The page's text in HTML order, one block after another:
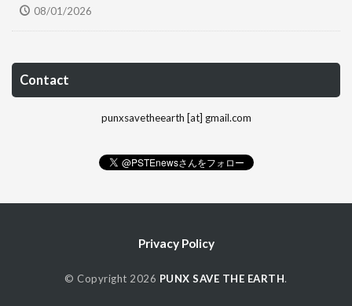
08/01/2026
Contact
punxsavetheearth [at] gmail.com
Privacy Policy
© Copyright 2026 PUNX SAVE THE EARTH.